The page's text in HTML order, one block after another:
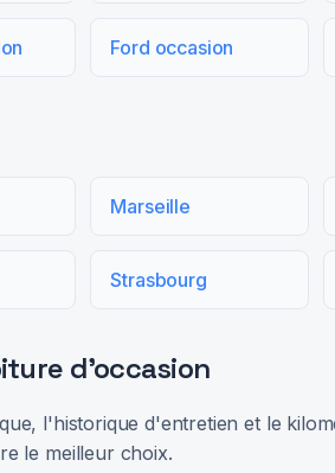
Ford occasion
Marseille
Strasbourg
d'occasion
l'historique d'entretien et le
le meilleur choix.